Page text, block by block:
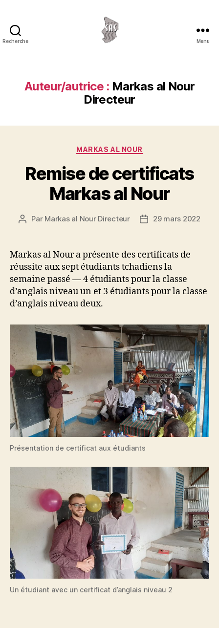
Recherche
Sahel
Menu
Auteur/autrice : Markas al Nour
Directeur
Catégories
MARKAS AL NOUR
Remise de certificats
Markas al Nour
Auteur
Par Markas al Nour Directeur
Date29 mars 2022
Markas al Nour a présente des certificats de
réussite aux sept étudiants tchadiens la
semaine passé — 4 étudiants pour la classe
d’anglais niveau un et 3 étudiants pour la classe
d’anglais niveau deux.
Présentation de certificat aux étudiants
Un étudiant avec un certificat d’anglais niveau 2